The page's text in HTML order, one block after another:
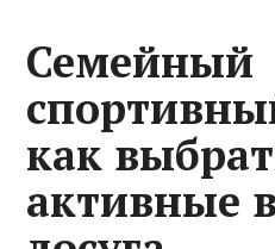
Семейный
как
активные